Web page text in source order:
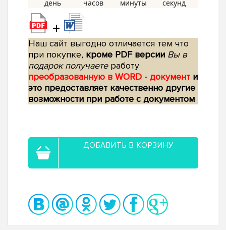
+
Наш сайт выгодно отличается тем что
при покупке, кроме PDF версии Вы в
подарок получаетеработу
преобразованную в WORD - документ и
это предоставляет качественно другие
возможности при работе с документом
ДОБАВИТЬ В КОРЗИНУ